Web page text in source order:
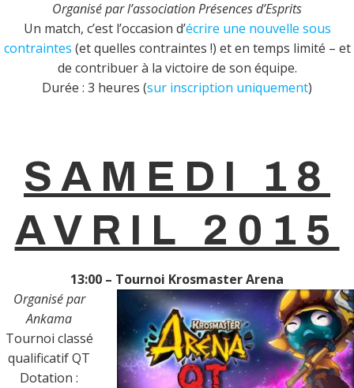
Organisé par l’association Présences d’Esprits
Un match, c’est l’occasion d’écrire une nouvelle sous
contraintes (et quelles contraintes !) et en temps limité – et
de contribuer à la victoire de son équipe.
Durée : 3 heures (sur inscription uniquement)
SAMEDI 18
AVRIL 2015
13:00 – Tournoi Krosmaster Arena
Organisé par
Ankama
Tournoi classé
qualificatif QT
Dotation :